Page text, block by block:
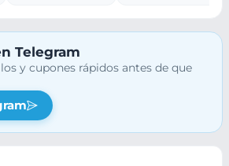
Telegram
y cupones rápidos antes de que